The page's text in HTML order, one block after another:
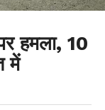
हमला, 10
में